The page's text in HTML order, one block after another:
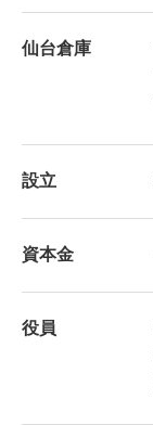
仙台倉庫
設立
資本金
役員